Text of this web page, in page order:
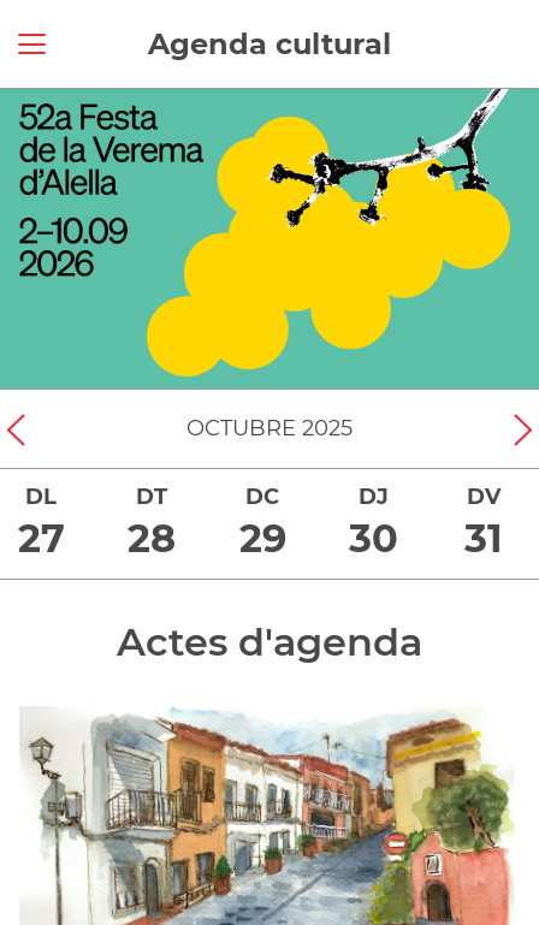
Agenda cultural
OCTUBRE 2025
DL
27
DT
28
DC
29
DJ
30
DV
31
Actes d'agenda